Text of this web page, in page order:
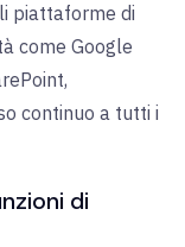
piattaforme di
come Google
continuo a tutti i
di